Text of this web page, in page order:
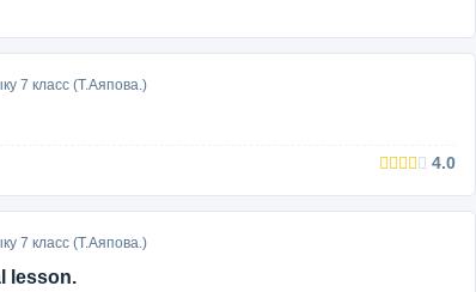
7 класс (Т.Аяпова.)
4.0
7 класс (Т.Аяпова.)
lesson.